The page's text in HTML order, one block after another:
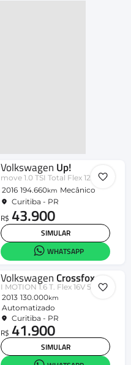
Volkswagen Up!
move 1.0 TSI Total Flex 12V 5p
2016 194.660km Mecânico
Curitiba - PR
R$ 43.900
SIMULAR
WHATSAPP
Volkswagen Crossfox
I MOTION 1.6 T. Flex 16V 5p
2013 130.000km
Automatizado
Curitiba - PR
R$ 41.900
SIMULAR